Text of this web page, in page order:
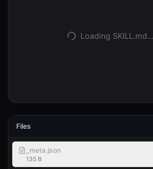
Loading SKILL.md...
Files
_meta.json
135 B